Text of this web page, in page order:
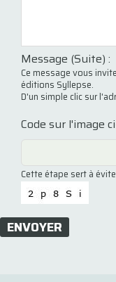
Message (Suite) :
Ce message vous
éditions Syllepse.
D'un simple clic sur
Code sur l'image
Cette étape sert à
ENVOYER